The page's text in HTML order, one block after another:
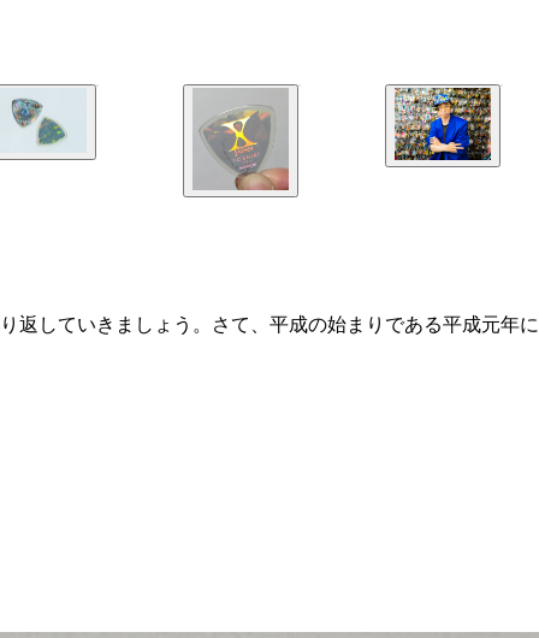
返していきましょう。さて、平成の始まりである平成元年に